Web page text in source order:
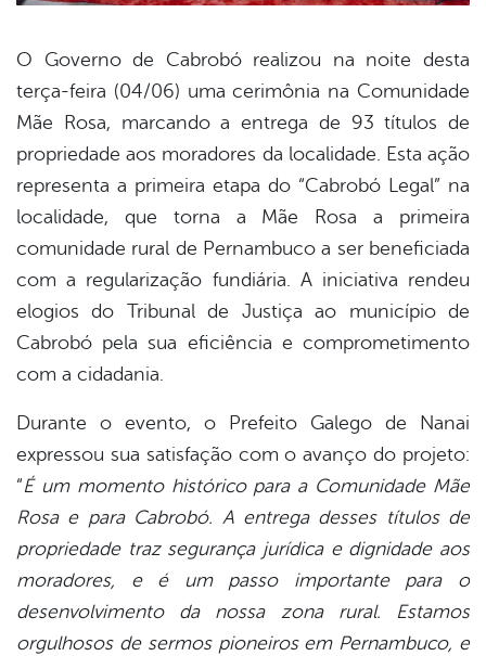
O Governo de Cabrobó realizou na noite desta
terça-feira (04/06) uma cerimônia na Comunidade
Mãe Rosa, marcando a entrega de 93 títulos de
propriedade aos moradores da localidade. Esta ação
representa a primeira etapa do “Cabrobó Legal” na
localidade, que torna a Mãe Rosa a primeira
comunidade rural de Pernambuco a ser beneficiada
com a regularização fundiária. A iniciativa rendeu
elogios do Tribunal de Justiça ao município de
Cabrobó pela sua eficiência e comprometimento
com a cidadania.
Durante o evento, o Prefeito Galego de Nanai
expressou sua satisfação com o avanço do projeto:
“É um momento histórico para a Comunidade Mãe
Rosa e para Cabrobó. A entrega desses títulos de
propriedade traz segurança jurídica e dignidade aos
moradores, e é um passo importante para o
desenvolvimento da nossa zona rural. Estamos
orgulhosos de sermos pioneiros em Pernambuco, e